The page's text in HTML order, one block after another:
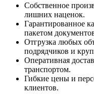
Собственное
лишних наценок.
Гарантированное
пакетом
Отгрузка любых
подрядчиков и
Оперативная
транспортом.
Гибкие цены и
клиентов.